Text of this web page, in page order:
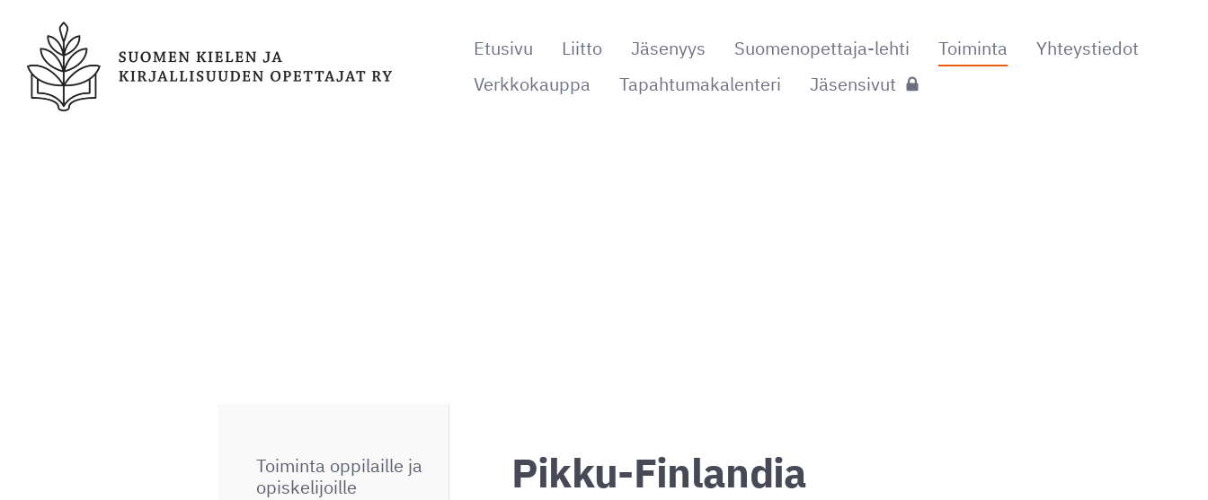
sivun
sisältöön
Suomen kielen ja kirjallisuuden opettajat ry
Etusivu Liitto Jäsenyys Suomenopettaja-lehti Toiminta
Yhteystiedot
Verkkokauppa
Tapahtumakalenteri Jäsensivut
Toiminta oppilaille ja
opiskelijoille
Pikku-Finlandia